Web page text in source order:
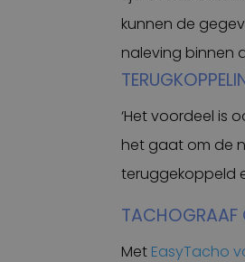
kunnen de
naleving binnen
‘Het voordeel is
het gaat om de
teruggekoppeld
TACHOGRAAF
Met EasyTacho